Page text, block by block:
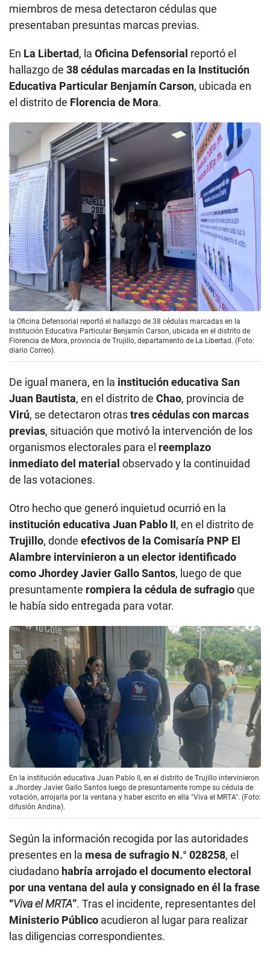
miembros de mesa detectaron cédulas que
presentaban presuntas marcas previas.
En La Libertad, la Oficina Defensorial reportó el
hallazgo de 38 cédulas marcadas en la Institución
Educativa Particular Benjamín Carson, ubicada en
el distrito de Florencia de Mora.
la Oficina Defensorial reportó el hallazgo de 38 cédulas marcadas en la
Institución Educativa Particular Benjamín Carson, ubicada en el distrito de
Florencia de Mora, provincia de Trujillo, departamento de La Libertad. (Foto:
diario Correo).
De igual manera, en la institución educativa San
Juan Bautista, en el distrito de Chao, provincia de
Virú, se detectaron otrastres cédulas con marcas
previas, situación que motivó la intervención de los
organismos electorales para el reemplazo
inmediato del material observado y la continuidad
de las votaciones.
Otro hecho que generó inquietud ocurrió en la
institución educativa Juan Pablo II, en el distrito de
Trujillo, donde efectivos de la Comisaría PNP El
Alambre intervinieron a un elector identificado
como Jhordey Javier Gallo Santos, luego de que
presuntamente rompiera la cédula de sufragioque
le había sido entregada para votar.
En la institución educativa Juan Pablo II, en el distrito de Trujillo intervinieron
a Jhordey Javier Gallo Santos luego de presuntamente rompe su cédula de
votación, arrojarla por la ventana y haber escrito en ella "Viva el MRTA". (Foto:
difusión Andina).
Según la información recogida por las autoridades
presentes en la mesa de sufragio N.° 028258, el
ciudadano habría arrojado el documento electoral
por una ventana del aula y consignado en él la frase
“Viva el MRTA”. Tras el incidente, representantes del
Ministerio Público acudieron al lugar para realizar
las diligencias correspondientes.